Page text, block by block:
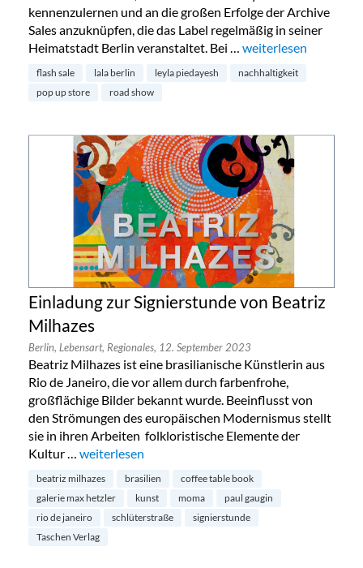
kennenzulernen und an die großen Erfolge der Archive
Sales anzuknüpfen, die das Label regelmäßig in seiner
Heimatstadt Berlin veranstaltet. Bei … „lala Berlin begibt
weiterlesen
flash sale lala berlin leyla piedayesh
nachhaltigkeit
pop up store
road show
Einladung zur Signierstunde von Beatriz
Milhazes
Berlin, Lebensart, Regionales, 12. September 2023
Beatriz Milhazes ist eine brasilianische Künstlerin aus
Rio de Janeiro, die vor allem durch farbenfrohe,
großflächige Bilder bekannt wurde. Beeinflusst von
den Strömungen des europäischen Modernismus stellt
sie in ihren Arbeiten folkloristische Elemente der
Kultur … „Einladung zur Signierstunde von Beatriz Milhazes“
weiterlesen
beatriz milhazes brasilien
coffee table book
galerie max hetzler
kunst moma
paul gaugin
rio de janeiro
schlüterstraße
signierstunde
Taschen Verlag